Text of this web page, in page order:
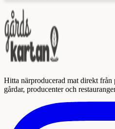
Hitta närproducerad mat direkt
gårdar, producenter och